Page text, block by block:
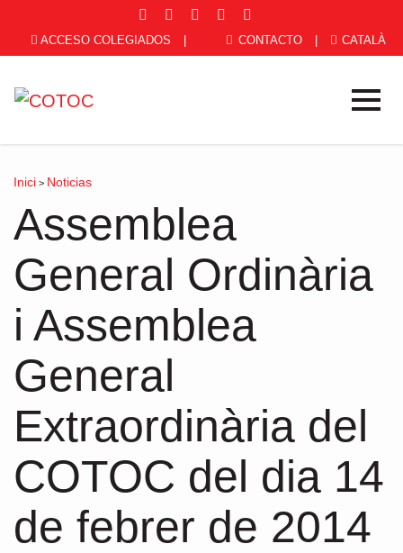
ACCESO COLEGIADOS CONTACTO CATALÀ
Inici > Noticias
Assemblea
General Ordinària
i Assemblea
General
Extraordinària del
COTOC del dia 14
de febrer de 2014